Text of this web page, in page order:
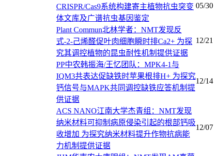
CRISPR/Cas9系统构建寄主植物抗虫突变
体文库及广谱抗虫基因鉴定
05/30
Plant Commun北林学者：NMT发现反
式-2-己烯醛促叶肉细胞瞬时排Ca2+ 为探
究其调控植物的昆虫耐性机制提供证据
12/21
PP中农韩振海/王忆团队：MPK4-1与
IQM3共表达促缺铁时苹果根排H+ 为探究
钙信号与MAPK共同调控缺铁应答机制提
供证据
12/14
ACS NANO江南大学杰青组：NMT发现
纳米材料可抑制病原侵染引起的根部钙吸
收增加 为探究纳米材料提升作物抗病能
力机制提供证据
12/07